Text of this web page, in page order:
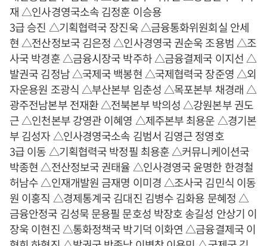
재 △인사경영국소속 김정훈 이승용
3급 승진 △기획협력국 장진욱 △금융통화위원회실 안세
현 △전산정보국 김은정 △인사경영국 권순욱 조용범 △조
사국 박경훈 △금융시장국 박주하 △금융결제국 이지선 △
발권국 김정남 △국제국 백봉현 △국제협력국 장준영 △외
자운용원 조광식 △부산본부 임춘성 △목포본부 채경래 △
광주전남본부 전재환 △전북본부 박의성 △강원본부 권도
근 △인천본부 강영관 이혜영 △제주본부 최용운 △경기본
부 김성자 △인사경영국소속 김범서 김영근 정영호
3급 이동 △기획협력국 박정필 최용훈 △커뮤니케이션국
박종현 △전산정보국 권태율 △인사경영국 윤명한 한경철
허남수 △인재개발원 금재명 이미경 △조사국 김민식 이동
원 이홍직 △경제통계국 김대진 김병수 김화용 문혜정 △
금융안정국 김성묵 문용필 문호성 박장호 송길성 안상기 이
장욱 이현진 △통화정책국 박기덕 이화연 △금융결제국 이